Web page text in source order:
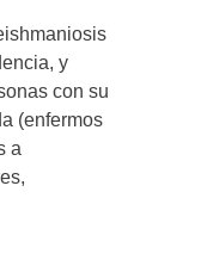
y
con su
(enfermos
a